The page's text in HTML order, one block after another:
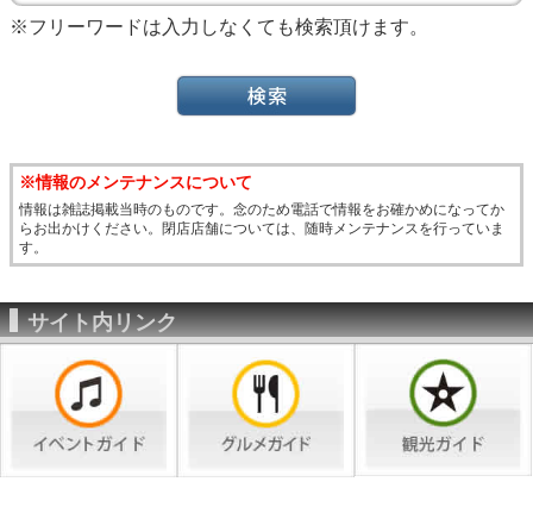
※フリーワードは入力しなくても検索頂けます。
※情報のメンテナンスについて
情報は雑誌掲載当時のものです。念のため電話で情報をお確かめになってか
らお出かけください。閉店店舗については、随時メンテナンスを行っていま
す。
サイト内リンク